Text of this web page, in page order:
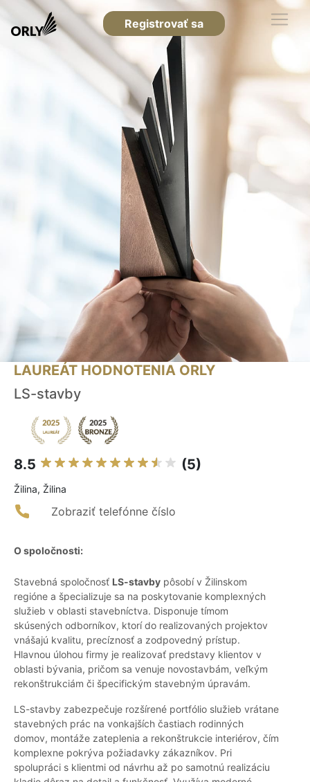
Registrovať sa
LAUREÁT HODNOTENIA ORLY
LS-stavby
8.5 (5)
Žilina, Žilina
Zobraziť telefónne číslo
O spoločnosti:
Stavebná spoločnosť LS-stavby pôsobí v Žilinskom
regióne a špecializuje sa na poskytovanie komplexných
služieb v oblasti stavebníctva. Disponuje tímom
skúsených odborníkov, ktorí do realizovaných projektov
vnášajú kvalitu, precíznosť a zodpovedný prístup.
Hlavnou úlohou firmy je realizovať predstavy klientov v
oblasti bývania, pričom sa venuje novostavbám, veľkým
rekonštrukciám či špecifickým stavebným úpravám.
LS-stavby zabezpečuje rozšírené portfólio služieb vrátane
stavebných prác na vonkajších častiach rodinných
domov, montáže zateplenia a rekonštrukcie interiérov, čím
komplexne pokrýva požiadavky zákazníkov. Pri
spolupráci s klientmi od návrhu až po samotnú realizáciu